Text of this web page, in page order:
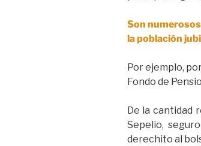
Son
la población
Por ejemplo,
Fondo de
De la cantidad
Sepelio,
derechito al